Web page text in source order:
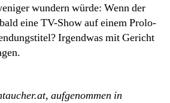
wundern würde: Wenn der
eine TV-Show auf einem Prolo-
Irgendwas mit Gericht
aufgenommen in